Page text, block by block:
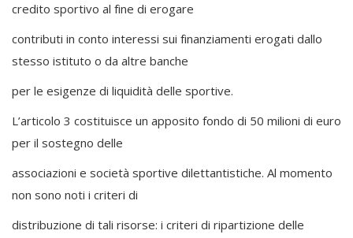
credito sportivo al fine di erogare
contributi in conto interessi sui finanziamenti erogati dallo
stesso istituto o da altre banche
per le esigenze di liquidità delle sportive.
L’articolo 3 costituisce un apposito fondo di 50 milioni di euro
per il sostegno delle
associazioni e società sportive dilettantistiche. Al momento
non sono noti i criteri di
distribuzione di tali risorse: i criteri di ripartizione delle